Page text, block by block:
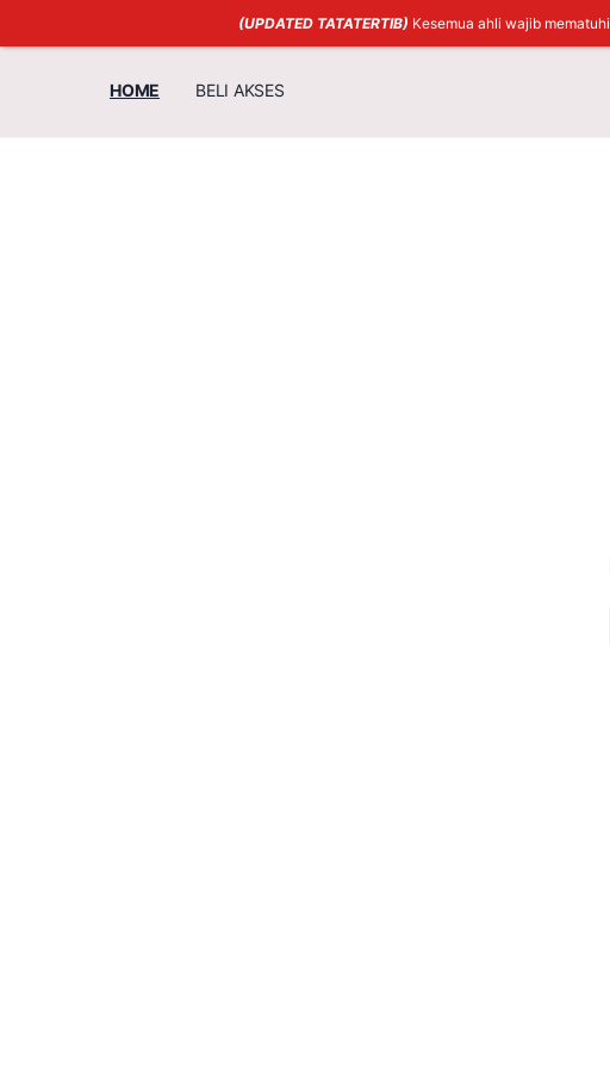
HOME BELI AKSES
(UPDATED TATATERTIB) Kesemua ahli wajib mematuhi